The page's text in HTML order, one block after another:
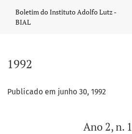
Boletim do Instituto Adolfo Lutz -
BIAL
1992
Publicado em junho 30, 1992
Ano 2, n. 1